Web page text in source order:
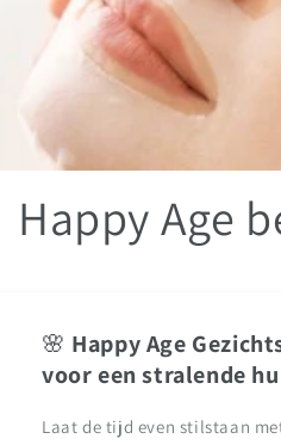
Happy Age
🌸 Happy Age
voor een stralende
Laat de tijd even stilstaan